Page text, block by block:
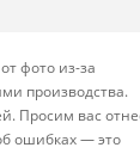
фото из-за
производства.
Просим вас
ошибках — это